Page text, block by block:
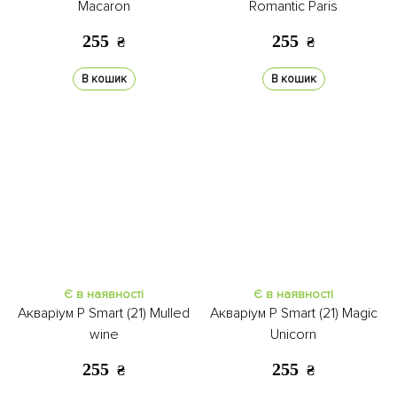
Macaron
255 ₴
В кошик
Romantic Paris
255 ₴
В кошик
Є в наявності
Акваріум P Smart (21) Mulled
wine
255 ₴
Є в наявності
Акваріум P Smart (21) Magic
Unicorn
255 ₴